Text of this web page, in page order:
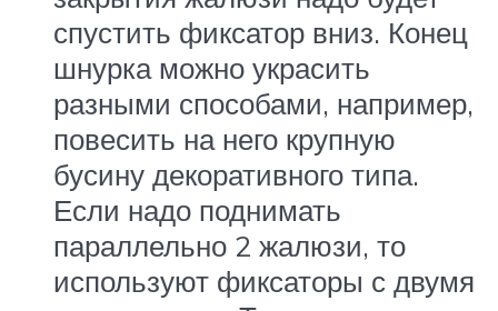
спустить фиксатор вниз. Конец
шнурка можно украсить
разными способами, например,
повесить на него крупную
бусину декоративного типа.
Если надо поднимать
параллельно 2 жалюзи, то
используют фиксаторы с двумя